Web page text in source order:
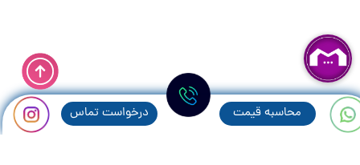
درخواست تماس محاسبه قيمت